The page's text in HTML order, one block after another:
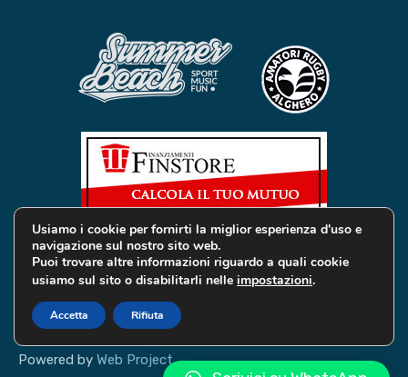
© 2019 Global Services Immobiliari | All rights reserved |
Privacy e Cookie
Powered by Web Project
Usiamo i cookie per fornirti la miglior esperienza d'uso e
navigazione sul nostro sito web.
Puoi trovare altre informazioni riguardo a quali cookie
usiamo sul sito o disabilitarli nelle impostazioni.
Accetta Rifiuta